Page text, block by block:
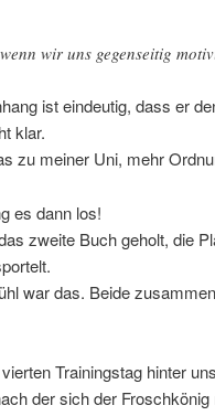
wir uns gegenseitig
ist eindeutig, dass er
klar.
zu meiner Uni, mehr
es dann los!
zweite Buch geholt, die
war das. Beide
Trainingstag hinter
der sich der